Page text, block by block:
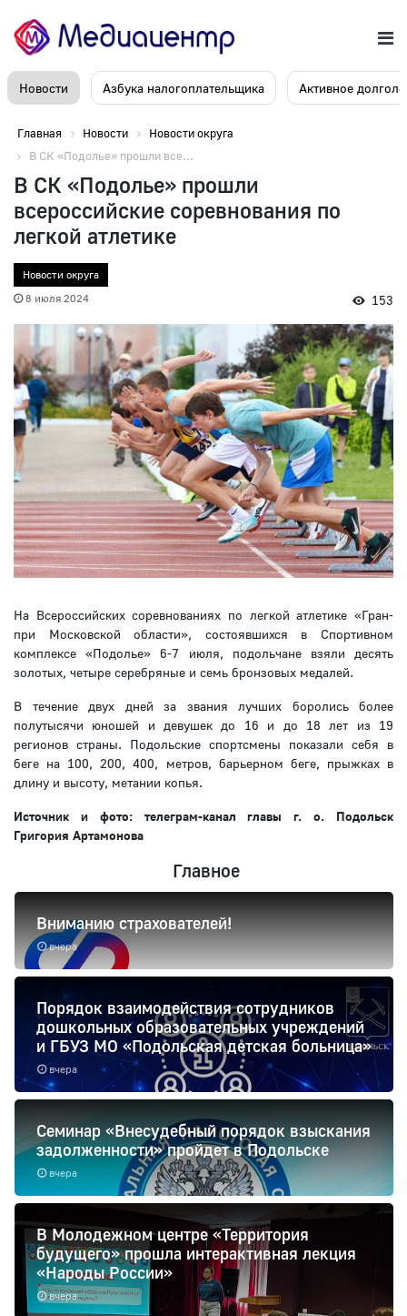
Новости Азбука налогоплательщика Активное
Главная Новости
Новости округа
В СК «Подолье» прошли все...
В СК «Подолье» прошли
всероссийские соревнования по
легкой атлетике
Новости округа
8 июля 2024
153
На Всероссийских соревнованиях по легкой атлетике «Гран-
при Московской области», состоявшихся в Спортивном
комплексе «Подолье» 6-7 июля, подольчане взяли десять
золотых, четыре серебряные и семь бронзовых медалей.
В течение двух дней за звания лучших боролись более
полутысячи юношей и девушек до 16 и до 18 лет из 19
регионов страны. Подольские спортсмены показали себя в
беге на 100, 200, 400, метров, барьерном беге, прыжках в
длину и высоту, метании копья.
Источник и фото: телеграм-канал главы г. о. Подольск
Григория Артамонова
Главное
вчера
Вниманию страхователей!
вчера
Порядок взаимодействия сотрудников
дошкольных образовательных учреждений
и ГБУЗ МО «Подольская детская больница»
вчера
Семинар «Внесудебный порядок взыскания
задолженности» пройдет в Подольске
вчера
В Молодежном центре «Территория
будущего» прошла интерактивная лекция
«Народы России»